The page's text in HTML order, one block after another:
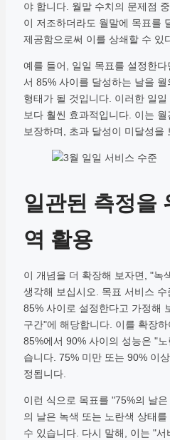
야 합니다. 월말 수치의 문제점
이 저조하더라도 월말에 목표를
제공함으로써 이를 상쇄할 수 있
예를 들어, 일일 목표를 설정한
서 85% 사이를 달성하는 날을
형태가 될 것입니다. 이러한 일
보다 훨씬 효과적입니다. 이는
보장하며, 초과 달성이 미달성을
일관된 측정을
역 활용
이 개념을 더 확장해 보자면, "녹
생각해 보십시오. 목표 서비스
85% 사이로 설정한다고 가정해
구간"에 해당합니다. 이를 확장
85%에서 90% 사이의 성능은 "
습니다. 75% 미만 또는 90% 이
정됩니다.
이런 식으로 목표를 "75%의 날
의 날은 녹색 또는 노란색 상태
수 있습니다. 다시 말해, 이는 "